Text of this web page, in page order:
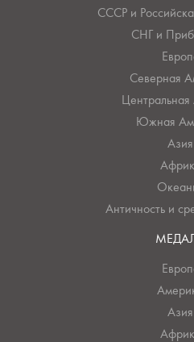
СССР и
СНГ и
Северная
Южная
Азия
Античность и
Азия